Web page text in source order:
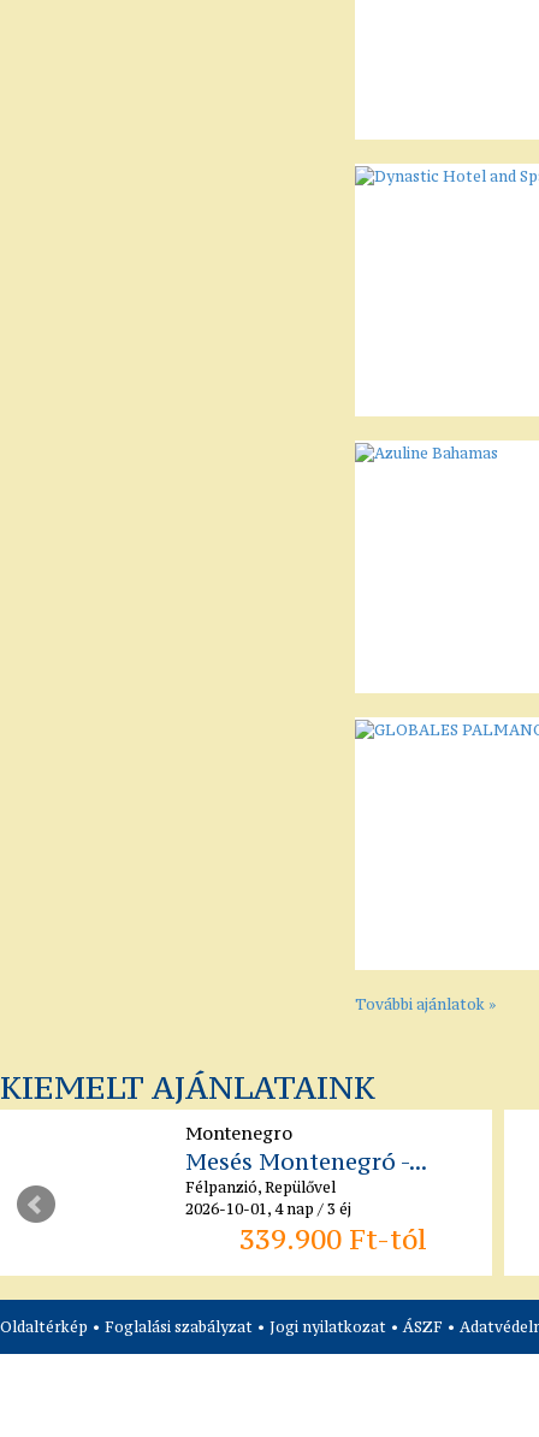
További ajánlatok »
KIEMELT AJÁNLATAINK
Montenegro
Mesés Montenegró -...
Félpanzió, Repülővel
2026-10-01, 4 nap / 3 éj
339.900 Ft-tól
Oldaltérkép • Foglalási szabályzat • Jogi nyilatkozat • ÁSZF •